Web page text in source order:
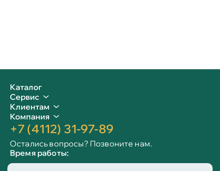
Каталог
Сервис
Клиентам
Компания
+7 (4112) 31-97-89
Остались вопросы? Позвоните нам.
Время работы: